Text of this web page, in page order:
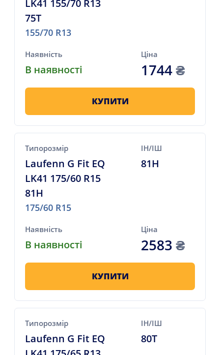
LK41 155/70 R13
75T
155/70 R13
Наявність
В наявності
Ціна
1744₴
КУПИТИ
Типорозмір
Laufenn G Fit EQ
LK41 175/60 R15
81H
175/60 R15
ІН/ІШ
81H
Наявність
В наявності
Ціна
2583₴
КУПИТИ
Типорозмір
Laufenn G Fit EQ
ІН/ІШ
80T